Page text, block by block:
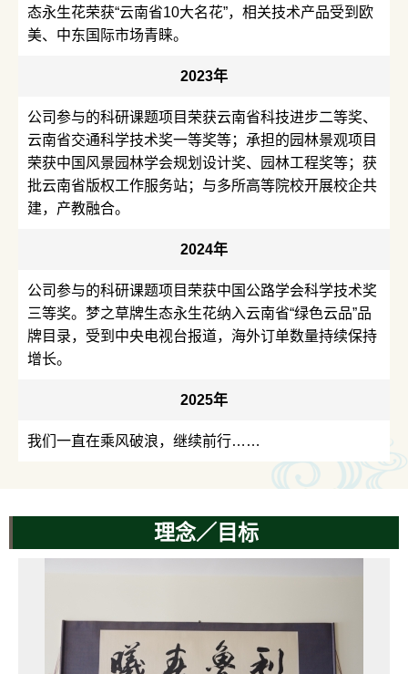
态永生花荣获“云南省10大名花”，相关技术产品受到欧
美、中东国际市场青睐。
2023年
公司参与的科研课题项目荣获云南省科技进步二等奖、
云南省交通科学技术奖一等奖等；承担的园林景观项目
荣获中国风景园林学会规划设计奖、园林工程奖等；获
批云南省版权工作服务站；与多所高等院校开展校企共
建，产教融合。
2024年
公司参与的科研课题项目荣获中国公路学会科学技术奖
三等奖。梦之草牌生态永生花纳入云南省“绿色云品”品
牌目录，受到中央电视台报道，海外订单数量持续保持
增长。
2025年
我们一直在乘风破浪，继续前行……
理念／目标